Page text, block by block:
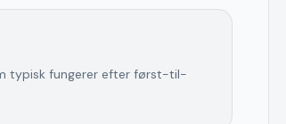
typisk fungerer efter først-til-